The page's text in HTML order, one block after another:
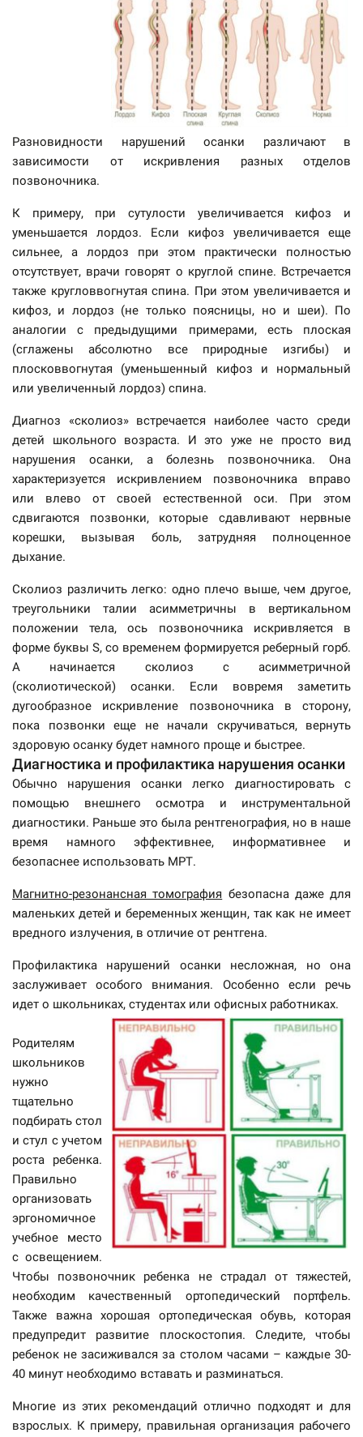
Разновидности нарушений осанки различают в
зависимости от искривления разных отделов
позвоночника.
К примеру, при сутулости увеличивается кифоз и
уменьшается лордоз. Если кифоз увеличивается еще
сильнее, а лордоз при этом практически полностью
отсутствует, врачи говорят о круглой спине. Встречается
также кругловвогнутая спина. При этом увеличивается и
кифоз, и лордоз (не только поясницы, но и шеи). По
аналогии с предыдущими примерами, есть плоская
(сглажены абсолютно все природные изгибы) и
плосковвогнутая (уменьшенный кифоз и нормальный
или увеличенный лордоз) спина.
Диагноз «сколиоз» встречается наиболее часто среди
детей школьного возраста. И это уже не просто вид
нарушения осанки, а болезнь позвоночника. Она
характеризуется искривлением позвоночника вправо
или влево от своей естественной оси. При этом
сдвигаются позвонки, которые сдавливают нервные
корешки, вызывая боль, затрудняя полноценное
дыхание.
Сколиоз различить легко: одно плечо выше, чем другое,
треугольники талии асимметричны в вертикальном
положении тела, ось позвоночника искривляется в
форме буквы S, со временем формируется реберный горб.
А начинается сколиоз с асимметричной
(сколиотической) осанки. Если вовремя заметить
дугообразное искривление позвоночника в сторону,
пока позвонки еще не начали скручиваться, вернуть
здоровую осанку будет намного проще и быстрее.
Диагностика и профилактика нарушения осанки
Обычно нарушения осанки легко диагностировать с
помощью внешнего осмотра и инструментальной
диагностики. Раньше это была рентгенография, но в наше
время намного эффективнее, информативнее и
безопаснее использовать МРТ.
Магнитно-резонансная томография безопасна даже для
маленьких детей и беременных женщин, так как не имеет
вредного излучения, в отличие от рентгена.
Профилактика нарушений осанки несложная, но она
заслуживает особого внимания. Особенно если речь
идет о школьниках, студентах или офисных работниках.
Родителям
школьников
нужно
тщательно
подбирать стол
и стул с учетом
роста ребенка.
Правильно
организовать
эргономичное
учебное место
с освещением.
Чтобы позвоночник ребенка не страдал от тяжестей,
необходим качественный ортопедический портфель.
Также важна хорошая ортопедическая обувь, которая
предупредит развитие плоскостопия. Следите, чтобы
ребенок не засиживался за столом часами – каждые 30-
40 минут необходимо вставать и разминаться.
Многие из этих рекомендаций отлично подходят и для
взрослых. К примеру, правильная организация рабочего